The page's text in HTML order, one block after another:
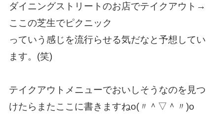
ダイニングストリートのお店でテイクアウト→
ここの芝生でピクニック
っていう感じを流行らせる気だなと予想してい
ます。(笑)
テイクアウトメニューでおいしそうなのを見つ
けたらまたここに書きますねo(〃＾▽＾〃)o